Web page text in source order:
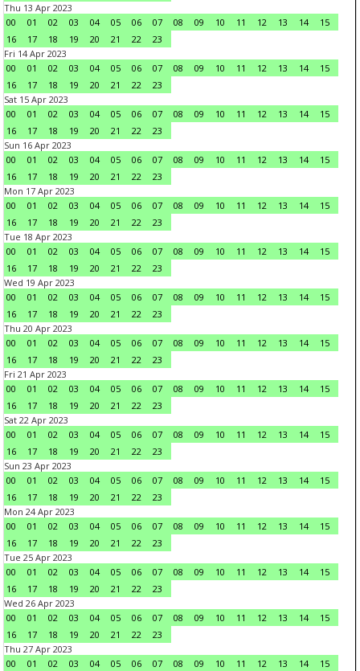
Thu 13 Apr 2023
00
01 02 03 04 05 06 07 08 09 10 11 12 13 14
15
16
17 18 19 20 21 22
23
Fri 14 Apr 2023
00
01 02 03 04 05 06 07 08 09 10 11 12 13 14
15
16
17 18 19 20 21 22
23
Sat 15 Apr 2023
00
01 02 03 04 05 06 07 08 09 10 11 12 13 14
15
16
17 18 19 20 21 22
23
Sun 16 Apr 2023
00
01 02 03 04 05 06 07 08 09 10 11 12 13 14
15
16
17 18 19 20 21 22
23
Mon 17 Apr 2023
00
01 02 03 04 05 06 07 08 09 10 11 12 13 14
15
16
17 18 19 20 21 22
23
Tue 18 Apr 2023
00
01 02 03 04 05 06 07 08 09 10 11 12 13 14
15
16
17 18 19 20 21 22
23
Wed 19 Apr 2023
00
01 02 03 04 05 06 07 08 09 10 11 12 13 14
15
16
17 18 19 20 21 22
23
Thu 20 Apr 2023
00
01 02 03 04 05 06 07 08 09 10 11 12 13 14
15
16
17 18 19 20 21 22
23
Fri 21 Apr 2023
00
01 02 03 04 05 06 07 08 09 10 11 12 13 14
15
16
17 18 19 20 21 22
23
Sat 22 Apr 2023
00
01 02 03 04 05 06 07 08 09 10 11 12 13 14
15
16
17 18 19 20 21 22
23
Sun 23 Apr 2023
00
01 02 03 04 05 06 07 08 09 10 11 12 13 14
15
16
17 18 19 20 21 22
23
Mon 24 Apr 2023
00
01 02 03 04 05 06 07 08 09 10 11 12 13 14
15
16
17 18 19 20 21 22
23
Tue 25 Apr 2023
00
01 02 03 04 05 06 07 08 09 10 11 12 13 14
15
16
17 18 19 20 21 22
23
Wed 26 Apr 2023
00
01 02 03 04 05 06 07 08 09 10 11 12 13 14
15
16
17 18 19 20 21 22
23
Thu 27 Apr 2023
00
01 02 03 04 05 06 07 08 09 10 11 12 13 14
15